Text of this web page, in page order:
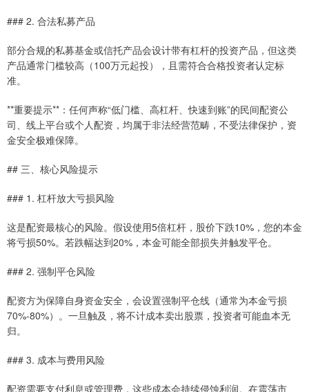
### 2. 合法私募产品
部分合规的私募基金或信托产品会设计带有杠杆的投资产品，但这类
产品通常门槛较高（100万元起投），且需符合合格投资者认定标
准。
**重要提示**：任何声称“低门槛、高杠杆、快速到账”的民间配资公
司、线上平台或个人配资，均属于非法经营范畴，不受法律保护，资
金安全极难保障。
## 三、核心风险提示
### 1. 杠杆放大亏损风险
这是配资最核心的风险。假设使用5倍杠杆，股价下跌10%，您的本金
将亏损50%。若跌幅达到20%，本金可能全部损失并触发平仓。
### 2. 强制平仓风险
配资方为保障自身资金安全，会设置强制平仓线（通常为本金亏损
70%-80%）。一旦触及，将不计成本卖出股票，投资者可能血本无
归。
### 3. 成本与费用风险
配资需要支付利息或管理费，这些成本会持续侵蚀利润。在震荡市